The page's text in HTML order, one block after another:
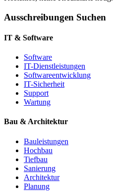
Ausschreibungen Suchen
IT & Software
Software
IT-Dienstleistungen
Softwareentwicklung
IT-Sicherheit
Support
Wartung
Bau & Architektur
Bauleistungen
Hochbau
Tiefbau
Sanierung
Architektur
Planung